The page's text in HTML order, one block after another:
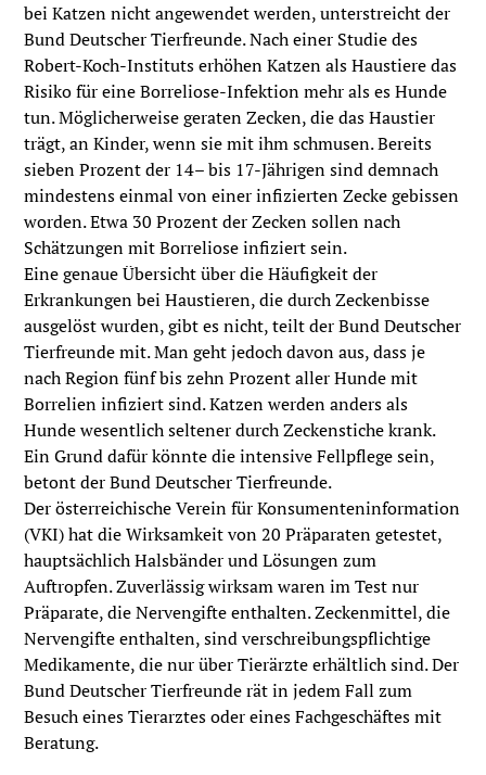
bei Katzen nicht angewendet werden, unterstreicht der
Bund Deutscher Tierfreunde. Nach einer Studie des
Robert-Koch-Instituts erhöhen Katzen als Haustiere das
Risiko für eine Borreliose-Infektion mehr als es Hunde
tun. Möglicherweise geraten Zecken, die das Haustier
trägt, an Kinder, wenn sie mit ihm schmusen. Bereits
sieben Prozent der 14– bis 17-Jährigen sind demnach
mindestens einmal von einer infizierten Zecke gebissen
worden. Etwa 30 Prozent der Zecken sollen nach
Schätzungen mit Borreliose infiziert sein.
Eine genaue Übersicht über die Häufigkeit der
Erkrankungen bei Haustieren, die durch Zeckenbisse
ausgelöst wurden, gibt es nicht, teilt der Bund Deutscher
Tierfreunde mit. Man geht jedoch davon aus, dass je
nach Region fünf bis zehn Prozent aller Hunde mit
Borrelien infiziert sind. Katzen werden anders als
Hunde wesentlich seltener durch Zeckenstiche krank.
Ein Grund dafür könnte die intensive Fellpflege sein,
betont der Bund Deutscher Tierfreunde.
Der österreichische Verein für Konsumenteninformation
(VKI) hat die Wirksamkeit von 20 Präparaten getestet,
hauptsächlich Halsbänder und Lösungen zum
Auftropfen. Zuverlässig wirksam waren im Test nur
Präparate, die Nervengifte enthalten. Zeckenmittel, die
Nervengifte enthalten, sind verschreibungspflichtige
Medikamente, die nur über Tierärzte erhältlich sind. Der
Bund Deutscher Tierfreunde rät in jedem Fall zum
Besuch eines Tierarztes oder eines Fachgeschäftes mit
Beratung.